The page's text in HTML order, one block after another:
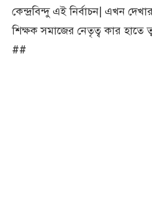
কেন্দ্রবিন্দু এই নির্বাচন| এখন
শিক্ষক সমাজের নেতৃত্ব কার হাতে
##